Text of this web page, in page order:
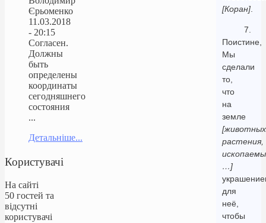
[Коран].
7.
Поистине,
Мы
сделали
то,
что
на
земле
растения,
…]
для
неё,
чтобы
Єрьоменко
11.03.2018
- 20:15
Согласен.
Должны
быть
определены
координаты
сегодняшнего
состояния
...
Детальніше...
Користувачі
На сайті
50 гостей та
відсутні
користувачі